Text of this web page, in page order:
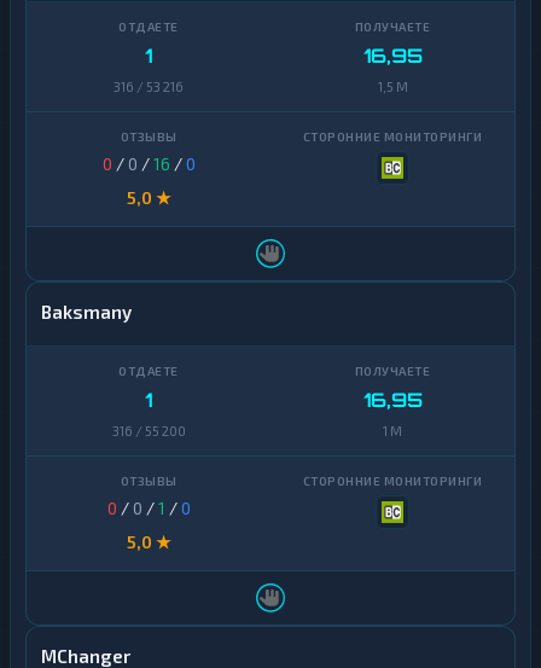
1
316 / 53 216
16,95
1,5 M
0 / 0 /16 /0
5,0 ★
Baksmany
1
316 / 55 200
16,95
1 M
0 / 0 /1 /0
5,0 ★
MChanger